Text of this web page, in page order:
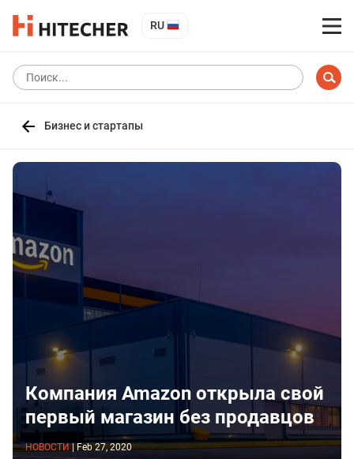
RU
Бизнес и стартапы
Компания Amazon открыла свой
первый магазин без продавцов
НОВОСТИ | Feb 27, 2020